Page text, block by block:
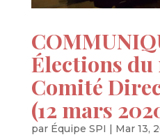
Élections du
Comité
(12 mars
par Équipe SPI | Mar 13,